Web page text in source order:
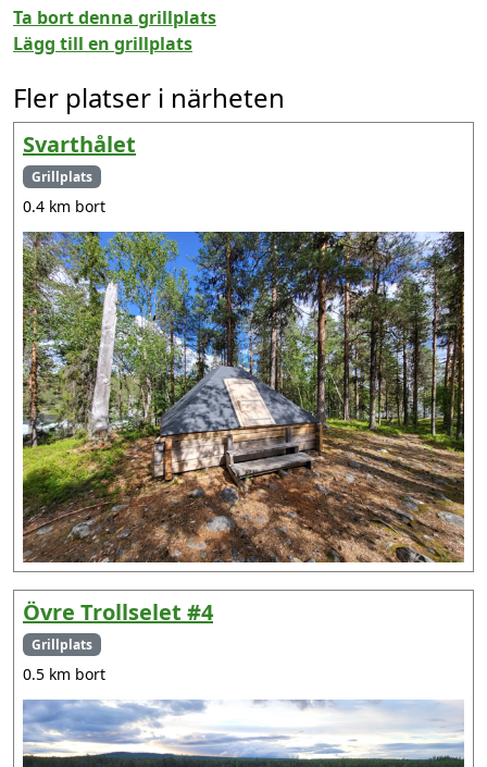
Ta bort denna grillplats
Lägg till en grillplats
Fler platser i närheten
Svarthålet
Grillplats
0.4 km bort
Övre Trollselet #4
Grillplats
0.5 km bort